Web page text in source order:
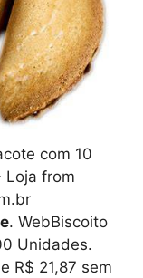
com 10
Loja from
. WebBiscoito
Unidades.
R$ 21,87 sem